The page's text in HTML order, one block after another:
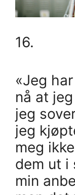
16.
«Jeg
nå at
jeg
jeg
meg
dem ut i
min